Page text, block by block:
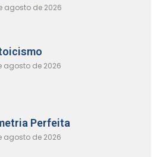
agosto de 2026
agosto de 2026
Perfeita
agosto de 2026